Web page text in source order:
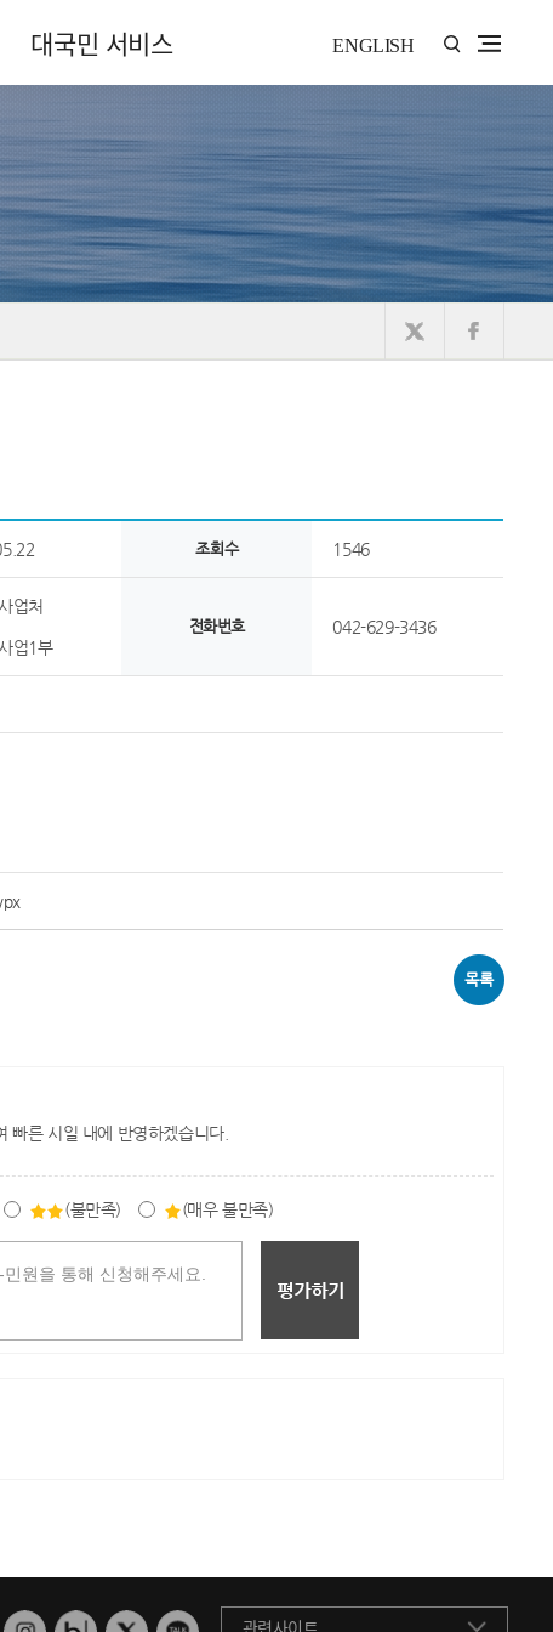
대국민 서비스 ENGLISH
조회수 1546
업처
업1부
전화번호 042-629-3436
목록
빠른 시일 내에 반영하겠습니다.
(불만족) (매우 불만족)
관련사이트